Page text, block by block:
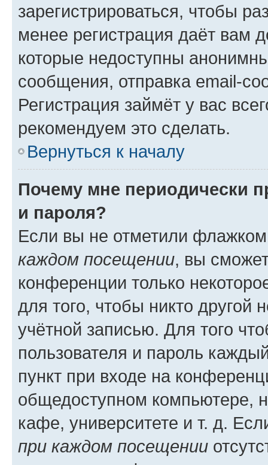
зарегистрироваться, чтобы
менее регистрация даёт вам
которые недоступны
сообщения, отправка email-
Регистрация займёт у вас
рекомендуем это сделать.
Вернуться к началу
Почему мне периодически
и пароля?
Если вы не отметили
каждом посещении, вы
конференции только
для того, чтобы никто другой
учётной записью. Для того
пользователя и пароль
пункт при входе на
общедоступном компьютере,
кафе, университете и т. д.
при каждом посещении